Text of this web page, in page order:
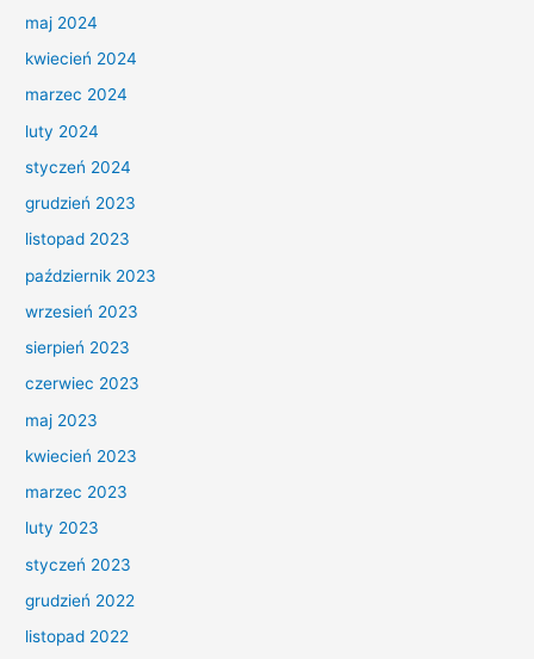
maj 2024
kwiecień 2024
marzec 2024
luty 2024
styczeń 2024
grudzień 2023
listopad 2023
październik 2023
wrzesień 2023
sierpień 2023
czerwiec 2023
maj 2023
kwiecień 2023
marzec 2023
luty 2023
styczeń 2023
grudzień 2022
listopad 2022